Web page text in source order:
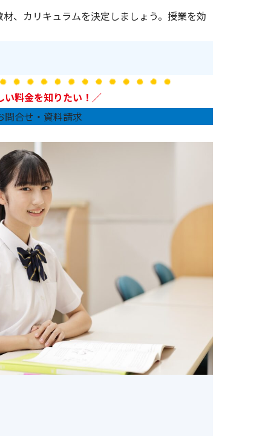
、カリキュラムを決定しましょう。授業を効
い料金を知りたい！／
問合せ・資料請求